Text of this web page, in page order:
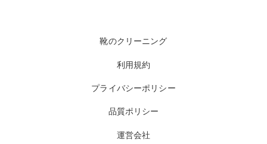
靴のクリーニング
利用規約
プライバシーポリシー
品質ポリシー
運営会社